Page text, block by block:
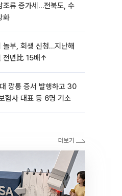
조류 증가세…전북도, 수
화
놀부, 회생 신청…지난해
전년比 15배↑
깡통 증서 발행하고 30
험사 대표 등 6명 기소